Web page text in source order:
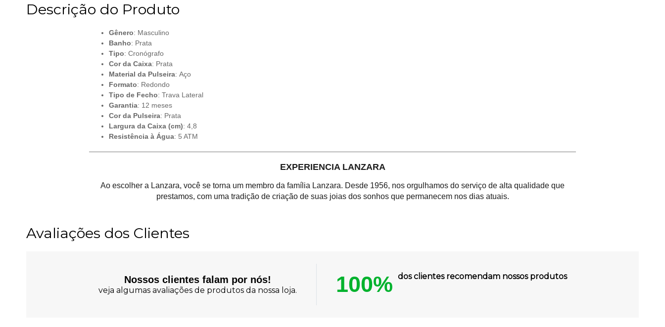
Descrição do Produto
Gênero: Masculino
Banho: Prata
Tipo: Cronógrafo
Cor da Caixa: Prata
Material da Pulseira: Aço
Formato: Redondo
Tipo de Fecho: Trava Lateral
Garantia: 12 meses
Cor da Pulseira: Prata
Largura da Caixa (cm): 4,8
Resistência à Água: 5 ATM
EXPERIENCIA LANZARA
Ao escolher a Lanzara, você se torna um membro da família Lanzara. Desde 1956, nos orgulhamos do serviço de alta qualidade que
prestamos, com uma tradição de criação de suas joias dos sonhos que permanecem nos dias atuais.
Avaliações dos Clientes
Nossos clientes falam por nós!
veja algumas avaliações de produtos da nossa loja. 100% dos clientes recomendam nossos produtos